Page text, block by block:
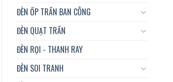
ĐÈN ỐP TRẦN BAN CÔNG
ĐÈN QUẠT TRẦN
ĐÈN RỌI - THANH RAY
ĐÈN SOI TRANH